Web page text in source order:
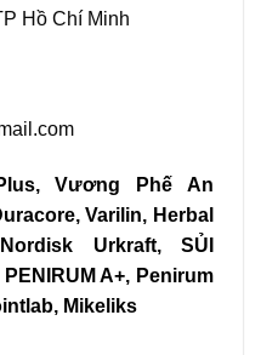
Hồ Chí Minh
,Vương Phế An
,Varilin, Herbal
Nordisk Urkraft, SỦI
PENIRUM A+, Penirum
, Mikeliks